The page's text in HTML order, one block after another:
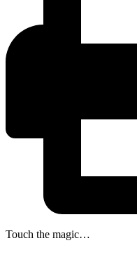
Touch the magic…